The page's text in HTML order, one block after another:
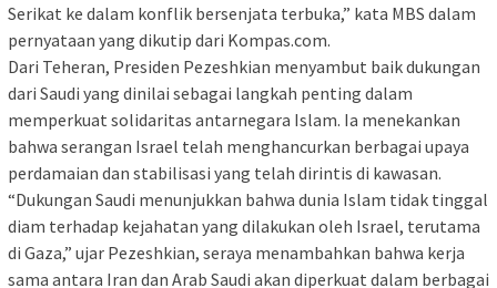
Serikat ke dalam konflik bersenjata terbuka,” kata MBS dalam
pernyataan yang dikutip dari Kompas.com.
Dari Teheran, Presiden Pezeshkian menyambut baik dukungan
dari Saudi yang dinilai sebagai langkah penting dalam
memperkuat solidaritas antarnegara Islam. Ia menekankan
bahwa serangan Israel telah menghancurkan berbagai upaya
perdamaian dan stabilisasi yang telah dirintis di kawasan.
“Dukungan Saudi menunjukkan bahwa dunia Islam tidak tinggal
diam terhadap kejahatan yang dilakukan oleh Israel, terutama
di Gaza,” ujar Pezeshkian, seraya menambahkan bahwa kerja
sama antara Iran dan Arab Saudi akan diperkuat dalam berbagai